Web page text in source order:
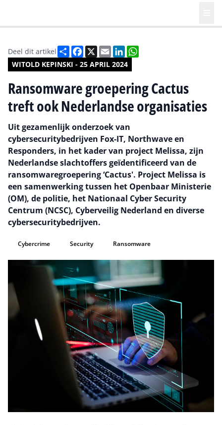
WITOLD KEPINSKI - 25 APRIL 2024
Deel dit artikel DeelFacebook
X EmailLinkedIn
Ransomware groepering Cactus
treft ook Nederlandse organisaties
Uit gezamenlijk onderzoek van
cybersecuritybedrijven Fox-IT, Northwave en
Responders, in het kader van project Melissa, zijn
Nederlandse slachtoffers geïdentificeerd van de
ransomwaregroepering ‘Cactus'. Project Melissa is
een samenwerking tussen het Openbaar Ministerie
(OM), de politie, het Nationaal Cyber Security
Centrum (NCSC), Cyberveilig Nederland en diverse
cybersecuritybedrijven.
Cybercrime Security Ransomware